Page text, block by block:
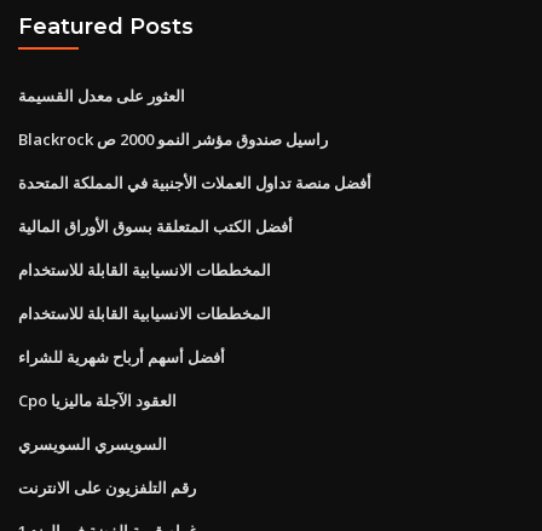
Featured Posts
العثور على معدل القسيمة
Blackrock راسيل صندوق مؤشر النمو 2000 ص
أفضل منصة تداول العملات الأجنبية في المملكة المتحدة
أفضل الكتب المتعلقة بسوق الأوراق المالية
المخططات الانسيابية القابلة للاستخدام
المخططات الانسيابية القابلة للاستخدام
أفضل أسهم أرباح شهرية للشراء
Cpo العقود الآجلة ماليزيا
السويسري السويسري
رقم التلفزيون على الانترنت